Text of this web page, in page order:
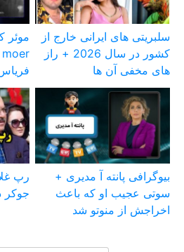
سلبریتی های ایرانی خارج از
کشور در سال 2026 + راز
های مخفی آن ها
موئر
بیوگرافی پانته آ مدیری +
سوتی عجیب او که باعث
اخراجش از منوتو شد
رپ
جوکر